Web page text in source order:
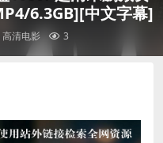
6.3GB][中文字幕]
高清电影 3